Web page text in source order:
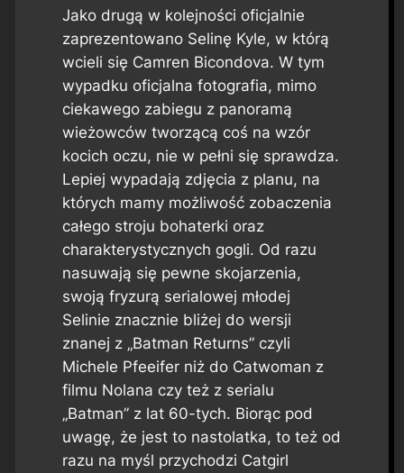
Jako drugą w kolejności oficjalnie
zaprezentowano Selinę Kyle, w którą
wcieli się Camren Bicondova. W tym
wypadku oficjalna fotografia, mimo
ciekawego zabiegu z panoramą
wieżowców tworzącą coś na wzór
kocich oczu, nie w pełni się sprawdza.
Lepiej wypadają zdjęcia z planu, na
których mamy możliwość zobaczenia
całego stroju bohaterki oraz
charakterystycznych gogli. Od razu
nasuwają się pewne skojarzenia,
swoją fryzurą serialowej młodej
Selinie znacznie bliżej do wersji
znanej z „Batman Returns” czyli
Michele Pfeeifer niż do Catwoman z
filmu Nolana czy też z serialu
„Batman” z lat 60-tych. Biorąc pod
uwagę, że jest to nastolatka, to też od
razu na myśl przychodzi Catgirl